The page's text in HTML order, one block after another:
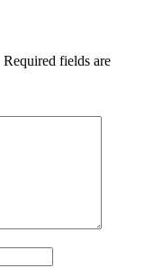
Required fields are